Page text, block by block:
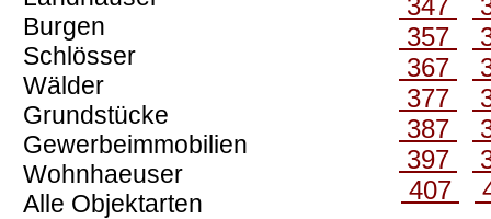
Burgen
Schlösser
Wälder
Grundstücke
Gewerbeimmobilien
Wohnhaeuser
Alle Objektarten
347
357
367
377
387
397
407